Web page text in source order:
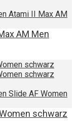
Atami II Max AM
AM Men
Slide AF Women
schwarz